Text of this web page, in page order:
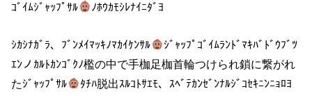
ｺﾞｲﾑｼﾞｬｯﾌﾟｻﾙ
ﾉﾎｳｶﾓｼﾚﾅｲﾆﾀﾞﾖ
ｼｶｼﾅｶﾞﾗ、ﾌﾞﾝﾒｲﾏｯｷﾉﾏｶｲｹﾝｻﾙ
ｼﾞｬｯﾌﾟｺﾞｲﾑﾗﾝﾄﾞﾏｷﾊﾞﾄﾞｳﾌﾞﾂ
ｴﾝノｶﾙﾄｶﾝｺﾞｸﾉ檻の中で手枷足枷首輪つけられ鎖に繋がれ
たｼﾞｬｯﾌﾟｻﾙ
ﾀﾁﾊ脱出ｽﾙｺﾄｻｴﾓ、ｽﾍﾞﾃｶﾝｾﾞﾝﾅﾙｼﾞｺｾｷﾆﾝﾆｮﾛﾖ